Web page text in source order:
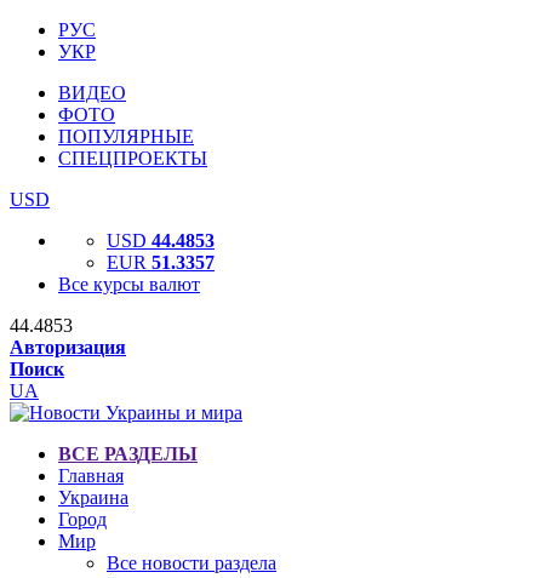
РУС
УКР
ВИДЕО
ФОТО
ПОПУЛЯРНЫЕ
СПЕЦПРОЕКТЫ
USD
USD 44.4853
EUR 51.3357
Все курсы валют
44.4853
Авторизация
Поиск
UA
ВСЕ РАЗДЕЛЫ
Главная
Украина
Город
Мир
Все новости раздела